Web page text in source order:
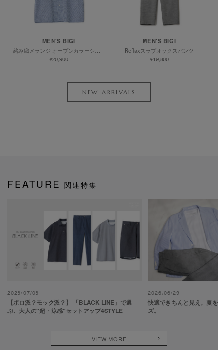
MEN'S BIGI
¥20,900
MEN'S BIGI
Reflaxスラブオックスパンツ
¥19,800
NEW ARRIVALS
FEATURE 関連特集
2026/07/06
【ポロ派？モック派？】 「BLACK LINE」で選
ぶ、大人の"超・涼感"セットアップ4STYLE
2026/06/29
快適できちんと見え。夏
ズ。
VIEW MORE